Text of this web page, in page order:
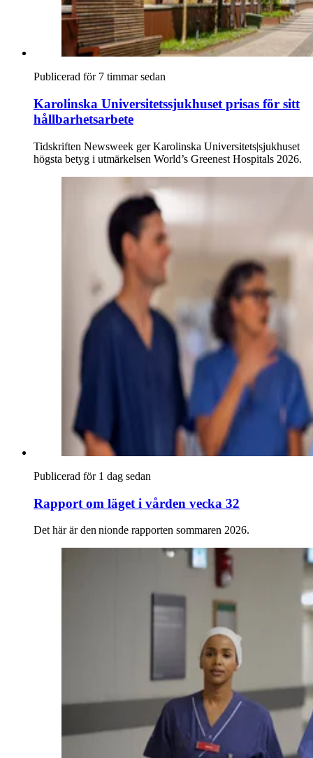
Publicerad för 7 timmar sedan
Karolinska Universitetssjukhuset prisas för sitt
hållbarhetsarbete
Tidskriften Newsweek ger Karolinska Universitets|sjukhuset
högsta betyg i utmärkelsen World’s Greenest Hospitals 2026.
Publicerad för 1 dag sedan
Rapport om läget i vården vecka 32
Det här är den nionde rapporten sommaren 2026.